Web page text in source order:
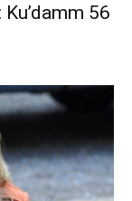
56